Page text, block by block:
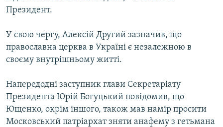
Усі сайти RFE/RL
Президент.
У свою чергу, Алексій Другий зазначив, що
православна церква в Україні є незалежною в
своєму внутрішньому житті.
Напередодні заступник глави Секретаріату
Президента Юрій Богуцький повідомив, що
Ющенко, окрім іншого, також мав намір просити
Московський патріархат зняти анафему з гетьмана